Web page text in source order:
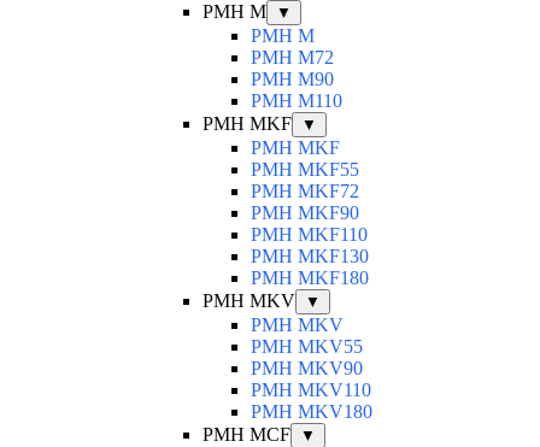
PMH M ▼
PMH M
PMH M72
PMH M90
PMH M110
PMH MKF
▼
PMH MKF
PMH MKF55
PMH MKF72
PMH MKF90
PMH MKF110
PMH MKF130
PMH MKF180
PMH MKV
▼
PMH MKV
PMH MKV55
PMH MKV90
PMH MKV110
PMH MKV180
PMH MCF
▼